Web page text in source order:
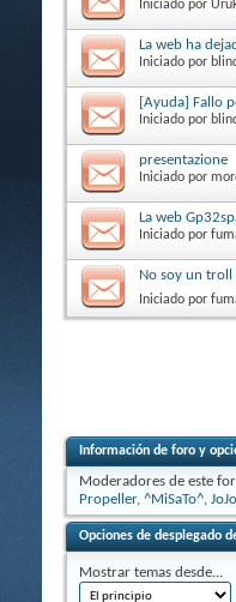
Iniciado por
La web ha
Iniciado por
[Ayuda] Fallo
Iniciado por
presentazione
Iniciado por
La web
Iniciado por
No soy un troll
Iniciado por
Información de foro y
Moderadores de este
Propeller, ^MiSaTo^,
Opciones de desplegado
Mostrar temas desde...